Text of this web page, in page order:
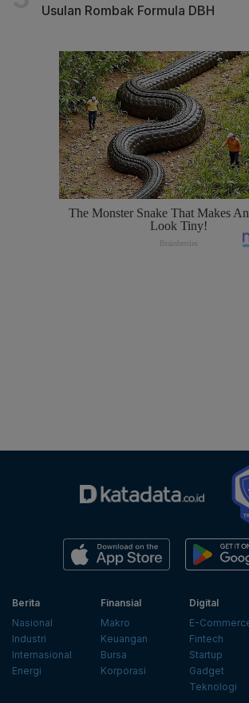
Usulan Rombak Formula DBH
Berita
Nasional
Industri
Internasional
Energi
Finansial
Makro
Keuangan
Bursa
Korporasi
Digital
E-
Fintech
Startup
Gadget
Teknologi